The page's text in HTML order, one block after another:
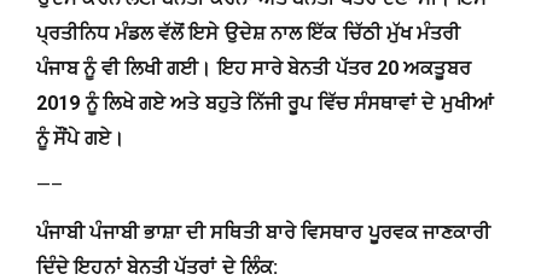
ਪ੍ਰਤੀਨਿਧ ਮੰਡਲ ਵੱਲੋਂ ਇਸੇ ਉਦੇਸ਼ ਨਾਲ ਇੱਕ ਚਿੱਠੀ ਮੁੱਖ ਮੰਤਰੀ
ਪੰਜਾਬ ਨੂੰ ਵੀ ਲਿਖੀ ਗਈ। ਇਹ ਸਾਰੇ ਬੇਨਤੀ ਪੱਤਰ 20 ਅਕਤੂਬਰ
2019 ਨੂੰ ਲਿਖੇ ਗਏ ਅਤੇ ਬਹੁਤੇ ਨਿੱਜੀ ਰੂਪ ਵਿੱਚ ਸੰਸਥਾਵਾਂ ਦੇ ਮੁਖੀਆਂ
ਨੂੰ ਸੌਂਪੇ ਗਏ।
—–
ਪੰਜਾਬੀ ਪੰਜਾਬੀ ਭਾਸ਼ਾ ਦੀ ਸਥਿਤੀ ਬਾਰੇ ਵਿਸਥਾਰ ਪੂਰਵਕ ਜਾਣਕਾਰੀ
ਦਿੰਦੇ ਇਹਨਾਂ ਬੇਨਤੀ ਪੱਤਰਾਂ ਦੇ ਲਿੰਕ: